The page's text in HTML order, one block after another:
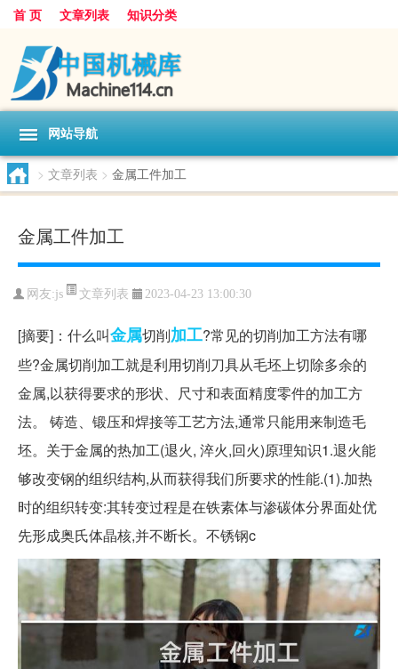
首 页 文章列表 知识分类
网站导航
> 文章列表 > 金属工件加工
金属工件加工
网友:js 文章列表 2023-04-23 13:00:30
[摘要]：什么叫金属切削加工?常见的切削加工方法有哪
些?金属切削加工就是利用切削刀具从毛坯上切除多余的
金属,以获得要求的形状、尺寸和表面精度零件的加工方
法。 铸造、锻压和焊接等工艺方法,通常只能用来制造毛
坯。关于金属的热加工(退火, 淬火,回火)原理知识1.退火能
够改变钢的组织结构,从而获得我们所要求的性能.(1).加热
时的组织转变:其转变过程是在铁素体与渗碳体分界面处优
先形成奥氏体晶核,并不断长。不锈钢c